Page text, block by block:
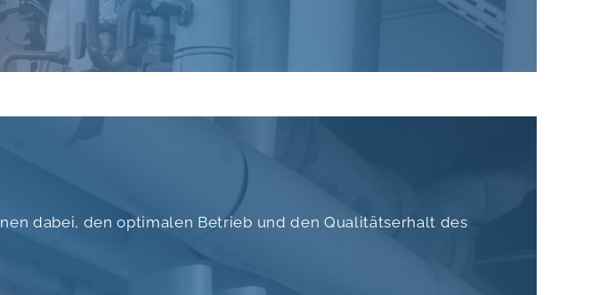
dabei, den optimalen Betrieb und den Qualitätserhalt des